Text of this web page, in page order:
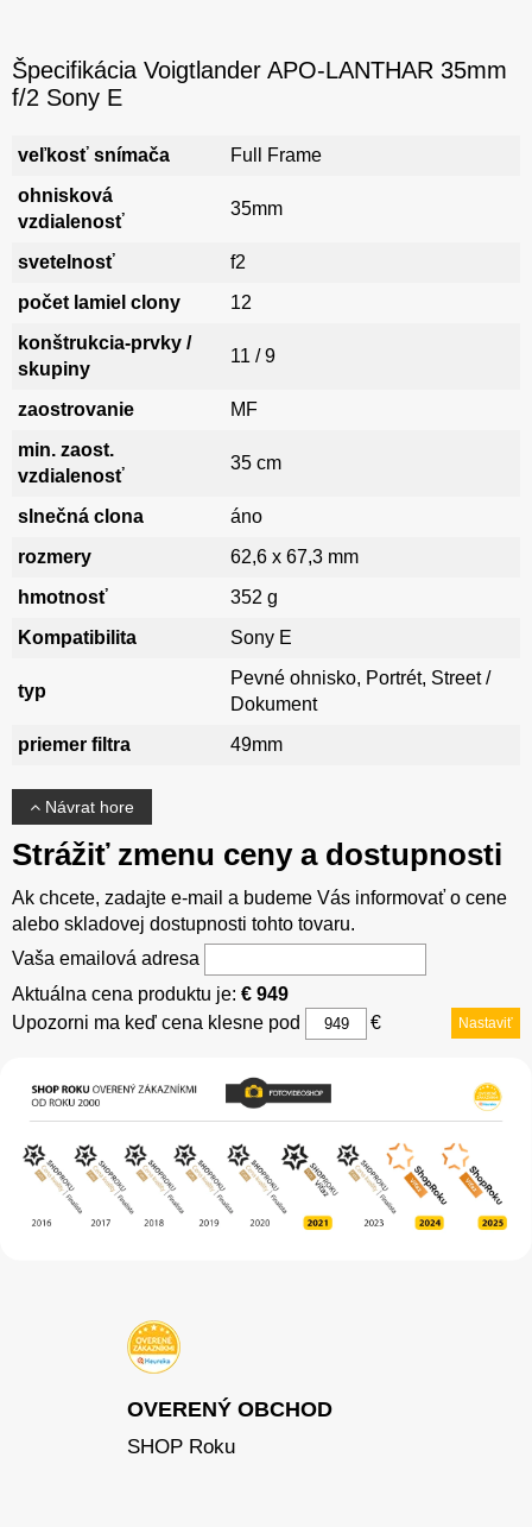
Špecifikácia Voigtlander APO-LANTHAR 35mm
f/2 Sony E
veľkosť snímača
Full Frame
ohnisková
vzdialenosť
35mm
svetelnosť
f2
počet lamiel clony
12
konštrukcia-prvky /
skupiny
11 / 9
zaostrovanie
MF
min. zaost.
vzdialenosť
35 cm
slnečná clona
áno
rozmery
62,6 x 67,3 mm
hmotnosť
352 g
Kompatibilita
Sony E
typ
Pevné ohnisko, Portrét, Street /
Dokument
priemer filtra
49mm
Návrat hore
Strážiť zmenu ceny a dostupnosti
Ak chcete, zadajte e-mail a budeme Vás informovať o cene
alebo skladovej dostupnosti tohto tovaru.
Vaša emailová adresa
Aktuálna cena produktu je: € 949
Upozorni ma keď cena klesne pod
€ Nastaviť
OVERENÝ OBCHOD
SHOP Roku